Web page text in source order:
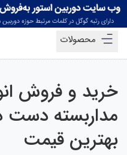
محصولات
خرید و فروش
مداربسته دست
بهترین قیمت